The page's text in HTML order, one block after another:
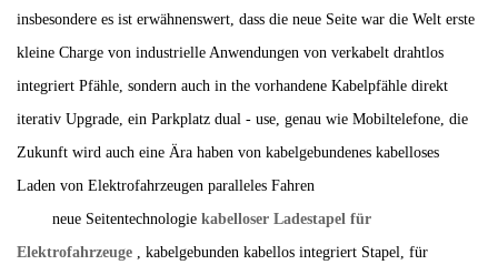
insbesondere es ist erwähnenswert, dass die neue Seite war die Welt erste
kleine Charge von industrielle Anwendungen von verkabelt drahtlos
integriert Pfähle, sondern auch in the vorhandene Kabelpfähle direkt
iterativ Upgrade, ein Parkplatz dual - use, genau wie Mobiltelefone, die
Zukunft wird auch eine Ära haben von kabelgebundenes kabelloses
Laden von Elektrofahrzeugen paralleles Fahren
neue Seitentechnologie kabelloser Ladestapel für
Elektrofahrzeuge , kabelgebunden kabellos integriert Stapel, für